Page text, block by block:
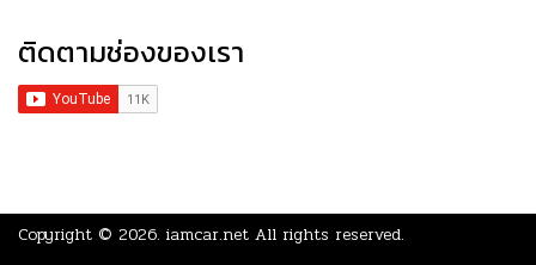
ติดตามช่องของเรา
Copyright © 2026. iamcar.net All rights reserved.